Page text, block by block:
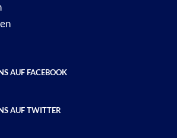
AUF FACEBOOK
AUF TWITTER